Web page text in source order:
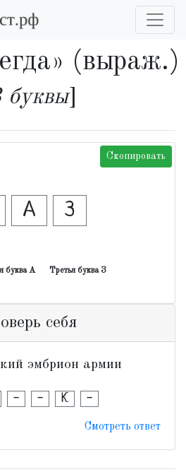
(выраж.)
буквы]
Скопировать
А З
буква А Третья буква З
себя
эмбрион армии
- - К -
Смотреть ответ